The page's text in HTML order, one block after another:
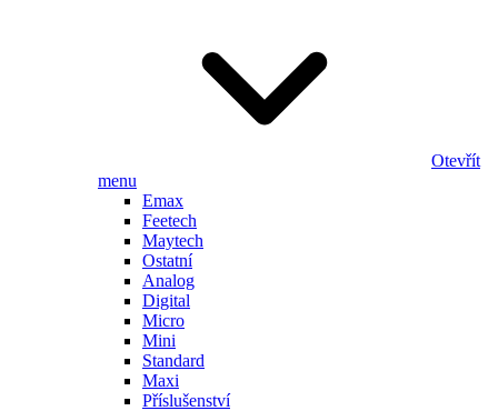
Otevřít
menu
Emax
Feetech
Maytech
Ostatní
Analog
Digital
Micro
Mini
Standard
Maxi
Příslušenství